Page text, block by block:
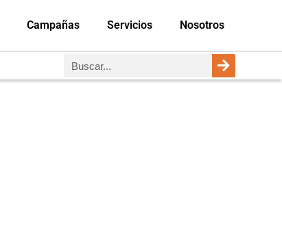
Campañas Servicios Nosotros